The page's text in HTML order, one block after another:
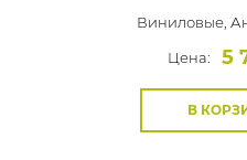
Виниловые,
Цена:
5
В